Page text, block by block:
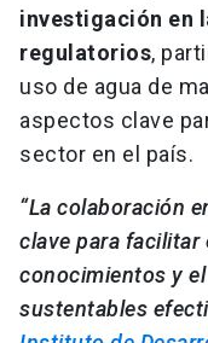
investigación en
regulatorios,
uso de agua de
aspectos clave
sector en el país.
“La colaboración
clave para facilitar
conocimientos y
sustentables